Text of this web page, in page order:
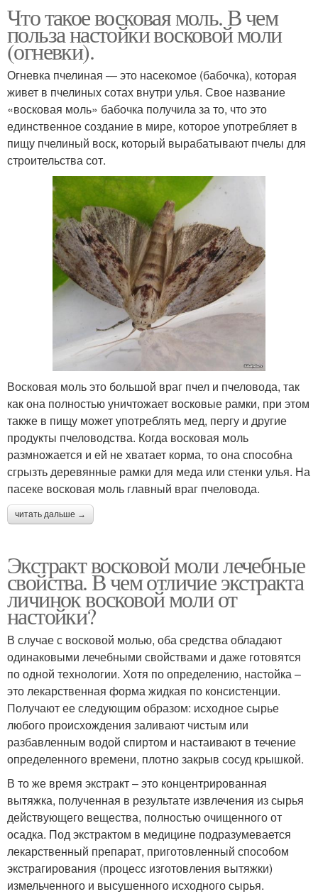
Что такое восковая моль. В чем
польза настойки восковой моли
(огневки).
Огневка пчелиная — это насекомое (бабочка), которая
живет в пчелиных сотах внутри улья. Свое название
«восковая моль» бабочка получила за то, что это
единственное создание в мире, которое употребляет в
пищу пчелиный воск, который вырабатывают пчелы для
строительства сот.
Восковая моль это большой враг пчел и пчеловода, так
как она полностью уничтожает восковые рамки, при этом
также в пищу может употреблять мед, пергу и другие
продукты пчеловодства. Когда восковая моль
размножается и ей не хватает корма, то она способна
сгрызть деревянные рамки для меда или стенки улья. На
пасеке восковая моль главный враг пчеловода.
читать дальше →
Экстракт восковой моли лечебные
свойства. В чем отличие экстракта
личинок восковой моли от
настойки?
В случае с восковой молью, оба средства обладают
одинаковыми лечебными свойствами и даже готовятся
по одной технологии. Хотя по определению, настойка –
это лекарственная форма жидкая по консистенции.
Получают ее следующим образом: исходное сырье
любого происхождения заливают чистым или
разбавленным водой спиртом и настаивают в течение
определенного времени, плотно закрыв сосуд крышкой.
В то же время экстракт – это концентрированная
вытяжка, полученная в результате извлечения из сырья
действующего вещества, полностью очищенного от
осадка. Под экстрактом в медицине подразумевается
лекарственный препарат, приготовленный способом
экстрагирования (процесс изготовления вытяжки)
измельченного и высушенного исходного сырья.